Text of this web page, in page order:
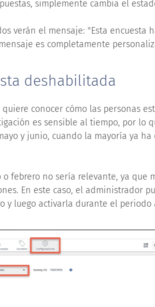
simplemente cambia el
verán el mensaje: "Esta encuesta
es completamente
deshabilitada
conocer cómo las personas
es sensible al tiempo, por lo
y junio, cuando la mayoría ya ha
febrero no sería relevante, ya que
En este caso, el administrador
y luego activarla durante el periodo